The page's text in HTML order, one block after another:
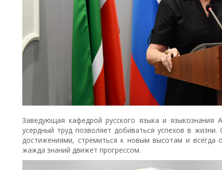
Заведующая кафедрой русского языка и языкознания
усердный труд позволяет добиваться успехов в
достижениями, стремиться к новым высотам и всегда
жажда знаний движет прогрессом.